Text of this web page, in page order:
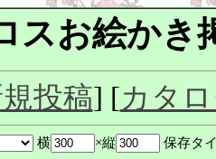
スお絵かき
投稿] [カタ
横 ×縦 保存タ